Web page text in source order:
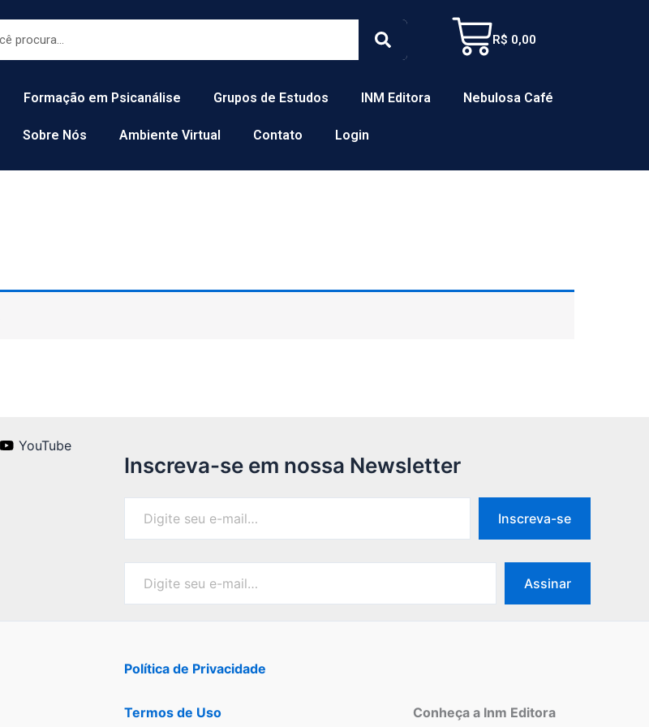
Search
R$ 0,00
Cart
Formação em Psicanálise Grupos de Estudos INM Editora Nebulosa Café
Sobre Nós Ambiente Virtual Contato Login
YouTube
Inscreva-se em nossa Newsletter
Inscreva-se
Assinar
Política de Privacidade
Termos de Uso Conheça a Inm Editora